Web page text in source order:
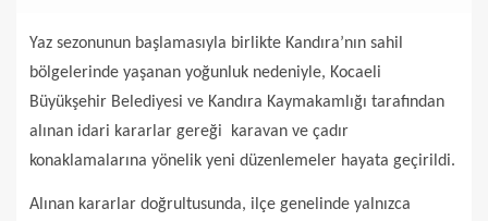
Yaz sezonunun başlamasıyla birlikte Kandıra’nın sahil
bölgelerinde yaşanan yoğunluk nedeniyle, Kocaeli
Büyükşehir Belediyesi ve Kandıra Kaymakamlığı tarafından
alınan idari kararlar gereği karavan ve çadır
konaklamalarına yönelik yeni düzenlemeler hayata geçirildi.
Alınan kararlar doğrultusunda, ilçe genelinde yalnızca